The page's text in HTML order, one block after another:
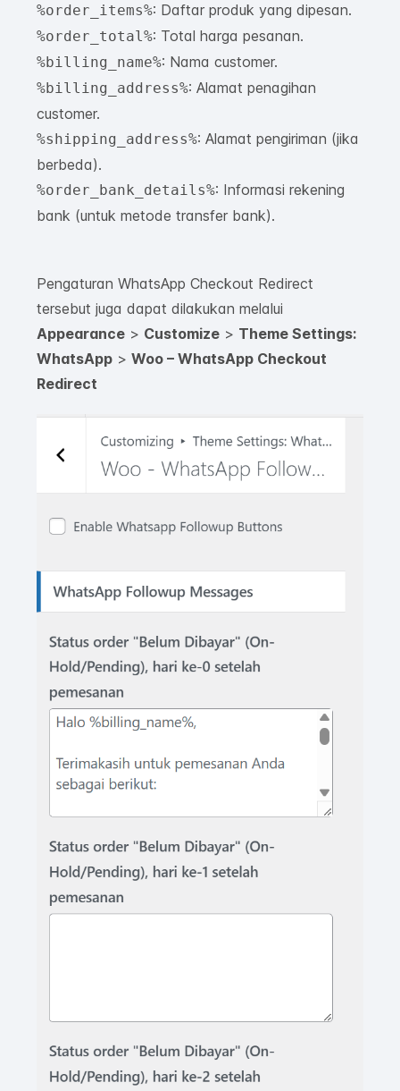
%order_items%: Daftar produk yang dipesan.
%order_total%: Total harga pesanan.
%billing_name%: Nama customer.
%billing_address%: Alamat penagihan
customer.
%shipping_address%: Alamat pengiriman (jika
berbeda).
%order_bank_details%: Informasi rekening
bank (untuk metode transfer bank).
Pengaturan WhatsApp Checkout Redirect
tersebut juga dapat dilakukan melalui
Appearance > Customize > Theme Settings:
WhatsApp > Woo – WhatsApp Checkout
Redirect